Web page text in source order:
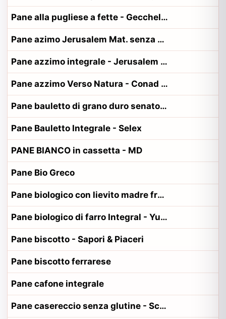
Pane alla pugliese a fette - Gecchele, Il fornaio del casale
Pane azimo Jerusalem Mat. senza sale e zucchero
Pane azzimo integrale - Jerusalem Matzos
Pane azzimo Verso Natura - Conad - Conad, Verso Natura
Pane bauletto di grano duro senatore cappelli - Sottolestelle
Pane Bauletto Integrale - Selex
PANE BIANCO in cassetta - MD
Pane Bio Greco
Pane biologico con lievito madre fresco - AgriForneria
Pane biologico di farro Integral - YukyBio
Pane biscotto - Sapori & Piaceri
Pane biscotto ferrarese
Pane cafone integrale
Pane casereccio senza glutine - Schar